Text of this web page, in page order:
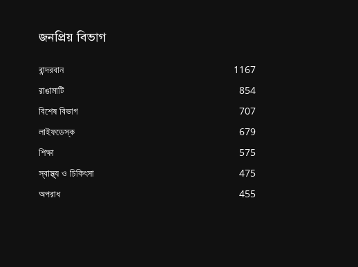
জনপ্রিয় বিভাগ
বান্দরবান
1167
রাঙামাটি
854
বিশেষ বিভাগ
707
লাইফডেস্ক
679
শিক্ষা
575
স্বাস্থ্য ও চিকিৎসা
475
অপরাধ
455